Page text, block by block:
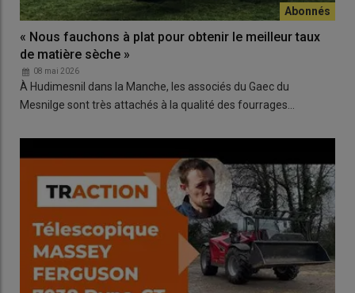
« Nous fauchons à plat pour obtenir le meilleur taux
de matière sèche »
08 mai 2026
À Hudimesnil dans la Manche, les associés du Gaec du
Mesnilge sont très attachés à la qualité des fourrages…